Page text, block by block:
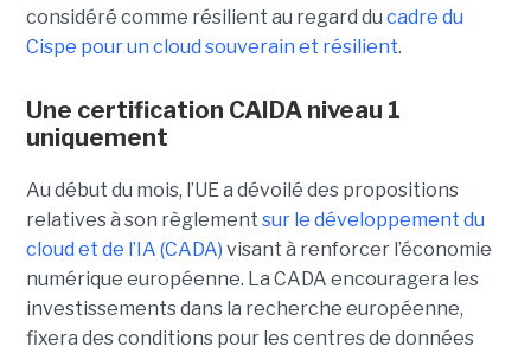
considéré comme résilient au regard du cadre du
Cispe pour un cloud souverain et résilient.
Une certification CAIDA niveau 1
uniquement
Au début du mois, l’UE a dévoilé des propositions
relatives à son règlement sur le développement du
cloud et de l’IA (CADA) visant à renforcer l’économie
numérique européenne. La CADA encouragera les
investissements dans la recherche européenne,
fixera des conditions pour les centres de données